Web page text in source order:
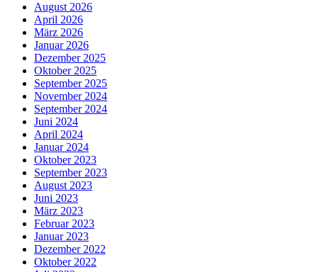
August 2026
April 2026
März 2026
Januar 2026
Dezember 2025
Oktober 2025
September 2025
November 2024
September 2024
Juni 2024
April 2024
Januar 2024
Oktober 2023
September 2023
August 2023
Juni 2023
März 2023
Februar 2023
Januar 2023
Dezember 2022
Oktober 2022